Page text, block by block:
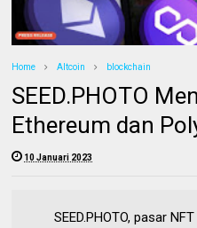
Home Altcoin blockchain
SEED.PHOTO
Ethereum dan
10 Januari 2023
SEED.PHOTO, pasar